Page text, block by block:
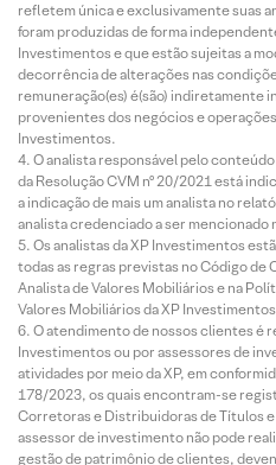
refletem única e exclusivamente suas
foram produzidas de forma
Investimentos e que estão sujeitas a
decorrência de alterações nas
remuneração(es) é(são) indiretamente
provenientes dos negócios e
Investimentos.
O analista responsável pelo
da Resolução CVM nº 20/2021 está
a indicação de mais um analista no
analista credenciado a ser mencionado
Os analistas da XP Investimentos
todas as regras previstas no Código de
Analista de Valores Mobiliários e na
Valores Mobiliários da XP
O atendimento de nossos clientes é
Investimentos ou por assessores de
atividades por meio da XP, em
178/2023, os quais encontram-se
Corretoras e Distribuidoras de Títulos
assessor de investimento não pode
gestão de patrimônio de clientes,